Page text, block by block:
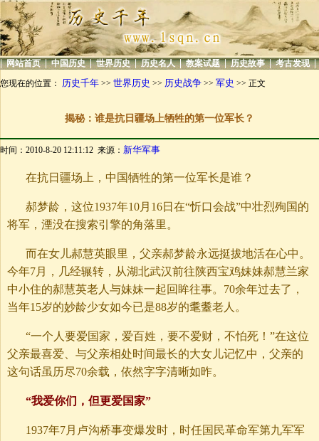
| 网站首页 | 中国历史 | 世界历史 | 历史名人 | 教案试题 | 历史故事 | 考古发现 |
您现在的位置： 历史千年 >> 世界历史 >> 历史战争 >> 军史 >> 正文
揭秘：谁是抗日疆场上牺牲的第一位军长？
时间：2010-8-20 12:11:12 来源： 新华军事
在抗日疆场上，中国牺牲的第一位军长是谁？
郝梦龄，这位1937年10月16日在“忻口会战”中壮烈殉国的
将军，湮没在搜索引擎的角落里。
而在女儿郝慧英眼里，父亲郝梦龄永远挺拔地活在心中。
今年7月，几经辗转，从湖北武汉前往陕西宝鸡妹妹郝慧兰家
中小住的郝慧英老人与妹妹一起回眸往事。70余年过去了，
当年15岁的妙龄少女如今已是88岁的耄耋老人。
“一个人要爱国家，爱百姓，要不爱财，不怕死！”在这位
父亲最喜爱、与父亲相处时间最长的大女儿记忆中，父亲的
这句话虽历尽70余载，依然字字清晰如昨。
“我爱你们，但更爱国家”
1937年7月卢沟桥事变爆发时，时任国民革命军第九军军